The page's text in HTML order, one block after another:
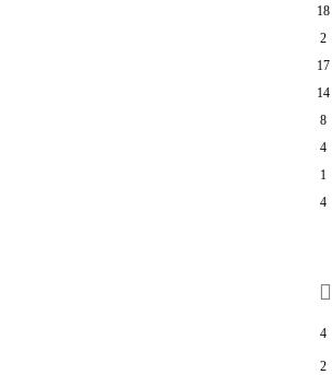
18
2
17
14
8
4
1
4
4
2